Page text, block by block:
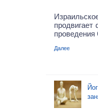
проведения
Далее